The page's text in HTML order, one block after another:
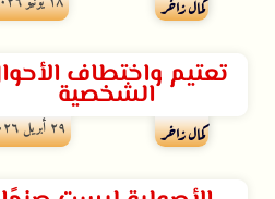
كمال زاخر
تعتيم واختطاف
الشخصية
كمال زاخر ۲۹ أبريل ۲۰۲٦